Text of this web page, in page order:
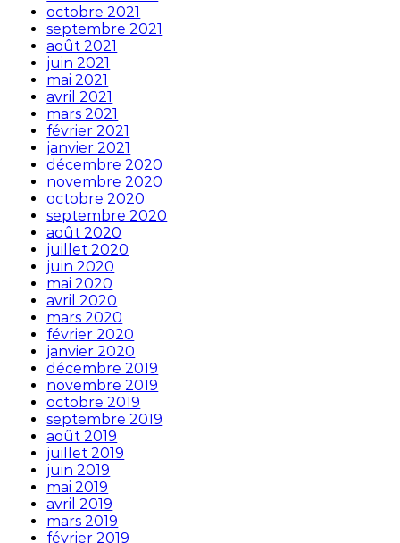
octobre 2021
septembre 2021
août 2021
juin 2021
mai 2021
avril 2021
mars 2021
février 2021
janvier 2021
décembre 2020
novembre 2020
octobre 2020
septembre 2020
août 2020
juillet 2020
juin 2020
mai 2020
avril 2020
mars 2020
février 2020
janvier 2020
décembre 2019
novembre 2019
octobre 2019
septembre 2019
août 2019
juillet 2019
juin 2019
mai 2019
avril 2019
mars 2019
février 2019